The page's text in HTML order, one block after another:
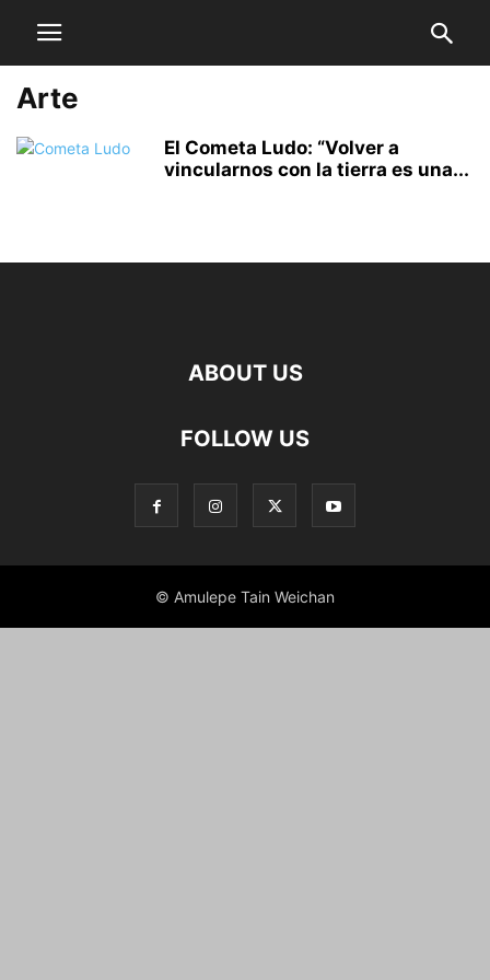
Arte
El Cometa Ludo: “Volver a
vincularnos con la tierra es una...
ABOUT US
FOLLOW US
© Amulepe Tain Weichan